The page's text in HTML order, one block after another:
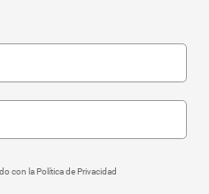
con la Política de Privacidad